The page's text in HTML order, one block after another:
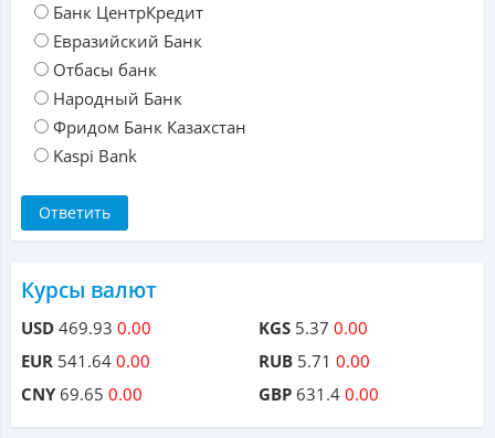
Банк ЦентрКредит
Евразийский Банк
Отбасы банк
Народный Банк
Фридом Банк Казахстан
Kaspi Bank
Курсы валют
USD 469.93 0.00
EUR 541.64 0.00
CNY69.65 0.00
KGS 5.37 0.00
RUB 5.71 0.00
GBP 631.4 0.00